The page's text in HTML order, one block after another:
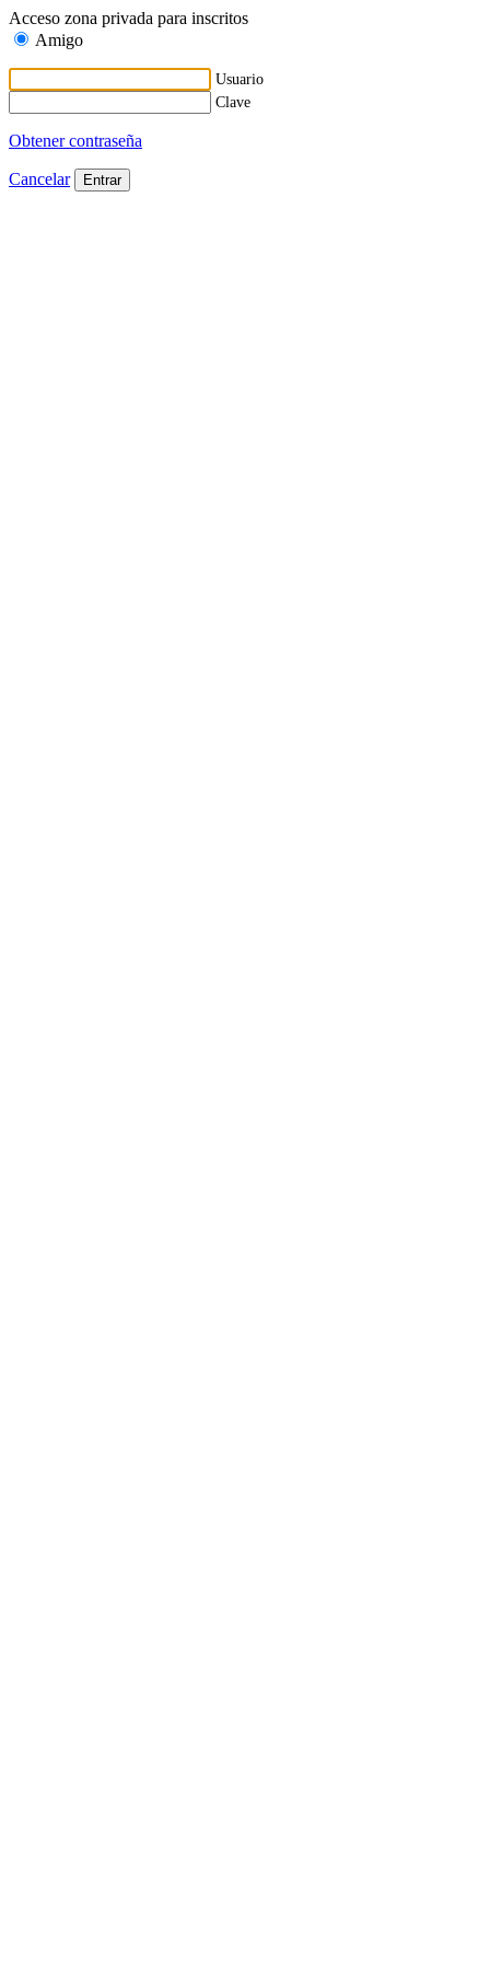
Acceso zona privada para inscritos
Amigo
Usuario
Clave
Obtener contraseña
Cancelar Entrar